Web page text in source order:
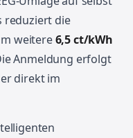
reduziert die
weitere6,5 ct/kWh
Anmeldung erfolgt
direkt im